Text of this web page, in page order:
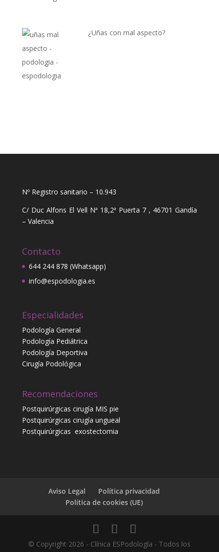
¿Uñas con mal aspecto?
Nº Registro sanitario – 10.943
C/ Duc Alfons El Vell Nª 18,2ª Puerta 7 , 46701 Gandía
– Valencia
Contacto
644 244 878 (Whatsapp)
info@espodologia.es
Especialidades
Podología General
Podología Pediátrica
Podología Deportiva
Cirugía Podológica
Recomendaciones
Postquirúrgicas cirugía MIS pie
Postquirúrgicas cirugía ungueal
Postquirúrgicas exostectomia
Aviso Legal
Política privacidad
Política de cookies (UE)
© Copyright 2026 - Clínica ESPodología - Todos los